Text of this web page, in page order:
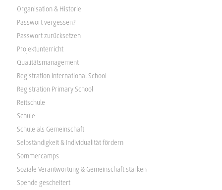
Organisation & Historie
Passwort vergessen?
Passwort zurücksetzen
Projektunterricht
Qualitätsmanagement
Registration International School
Registration Primary School
Reitschule
Schule
Schule als Gemeinschaft
Selbständigkeit & Individualität fördern
Sommercamps
Soziale Verantwortung & Gemeinschaft stärken
Spende gescheitert